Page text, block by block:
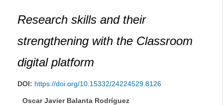
Research skills and their
strengthening with the Classroom
digital platform
DOI: https://doi.org/10.15332/24224529.8126
Oscar Javier Balanta Rodríguez